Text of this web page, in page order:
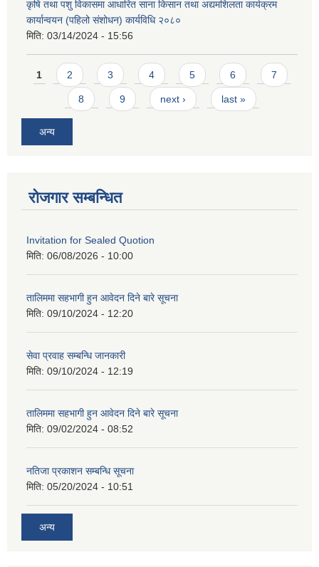
कृषि तथा पशु विकासमा आधारित साना किसान तथा अद्यमशिलता कार्यक्रम
कार्यान्वयन (पहिलो संशोधन) कार्यविधि २०८०
मिति: 03/14/2024 - 15:56
Pages
1 2 3 4 5 6 7
8 9 next › last »
अन्य
रोजगार सम्बन्धित
Invitation for Sealed Quotion
मिति: 06/08/2026 - 10:00
तालिममा सहभागी हुन आवेदन दिने बारे सूचना
मिति: 09/10/2024 - 12:20
सेवा प्रवाह सम्बन्धि जानकारी
मिति: 09/10/2024 - 12:19
तालिममा सहभागी हुन आवेदन दिने बारे सूचना
मिति: 09/02/2024 - 08:52
नतिजा प्रकाशन सम्बन्धि सूचना
मिति: 05/20/2024 - 10:51
अन्य